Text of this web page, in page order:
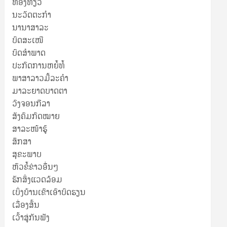
ທ່ອງທ່ຽວ
ນະວັດຕະກໍາ
ນານາສາລະ
ບົດສະເໜີ
ບົດສໍາພາດ
ປະກົດການຫຍໍ້ທໍ້
ພາສາລາວມື້ລະຄຳ
ມາລະຍາດບາດຕາ
ວົງຈອນກີລາ
ສັງຄົມກົດໝາຍ
ສາລະໜ້າຮູ້
ສຶກສາ
ສຸ​ຂະ​ພາບ
ຫົວຂໍ້ຂ່າວອື່ນໆ
ຮັກສິ່ງແວດລ້ອມ
ເບິ່ງບ້ານເຂົາເອົາບົດຮຽນ
ເລື່ອງສັ້ນ
ເວົ້າສູ່ກັນຟັງ